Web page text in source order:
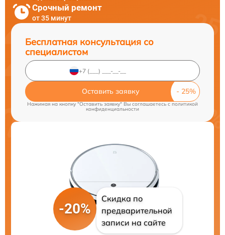
Срочный ремонт
от 35 минут
Бесплатная консультация со
специалистом
Оставить заявку
Нажимая на кнопку "Оставить заявку" Вы соглашаетесь cполитикой
конфиденциальности
-20%
Скидка по
предварительной
записи на сайте